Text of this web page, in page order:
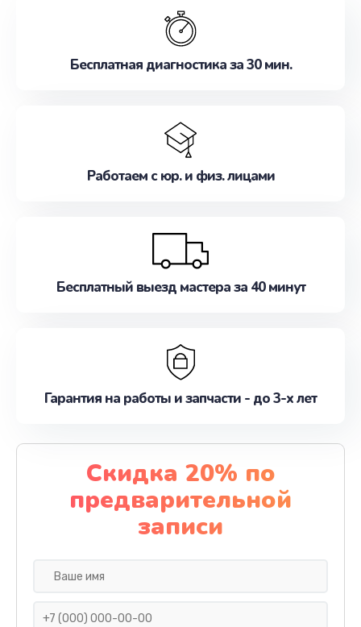
наилучшим образом. Не медлите записаться на
Бесплатная диагностика за 30 мин.
Работаем с юр. и физ. лицами
Бесплатный выезд мастера за 40 минут
Гарантия на работы и запчасти - до 3-х лет
Скидка 20% по
предварительной
записи